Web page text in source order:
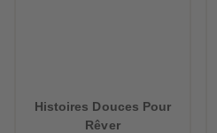
Histoires Douces Pour
Rêver